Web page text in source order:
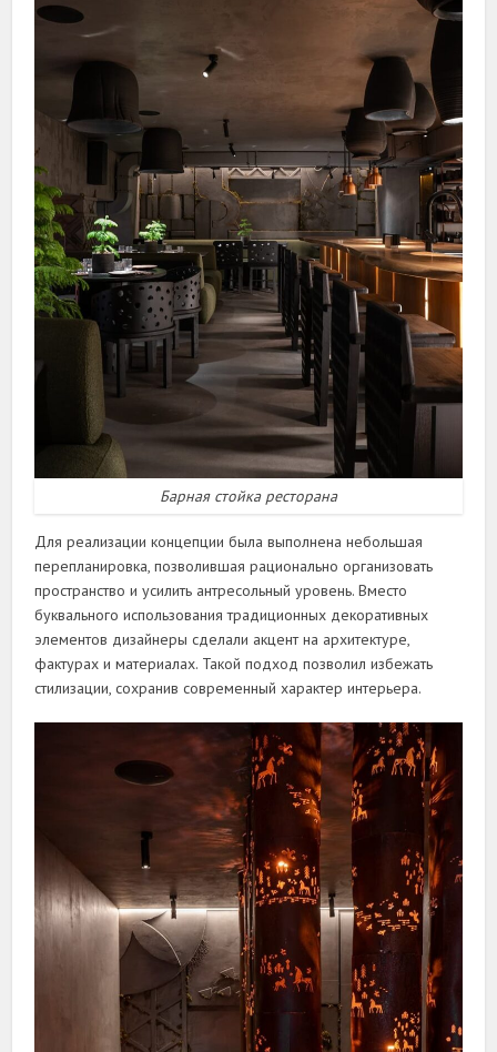
Барная стойка ресторана
Для реализации концепции была выполнена небольшая
перепланировка, позволившая рационально организовать
пространство и усилить антресольный уровень. Вместо
буквального использования традиционных декоративных
элементов дизайнеры сделали акцент на архитектуре,
фактурах и материалах. Такой подход позволил избежать
стилизации, сохранив современный характер интерьера.